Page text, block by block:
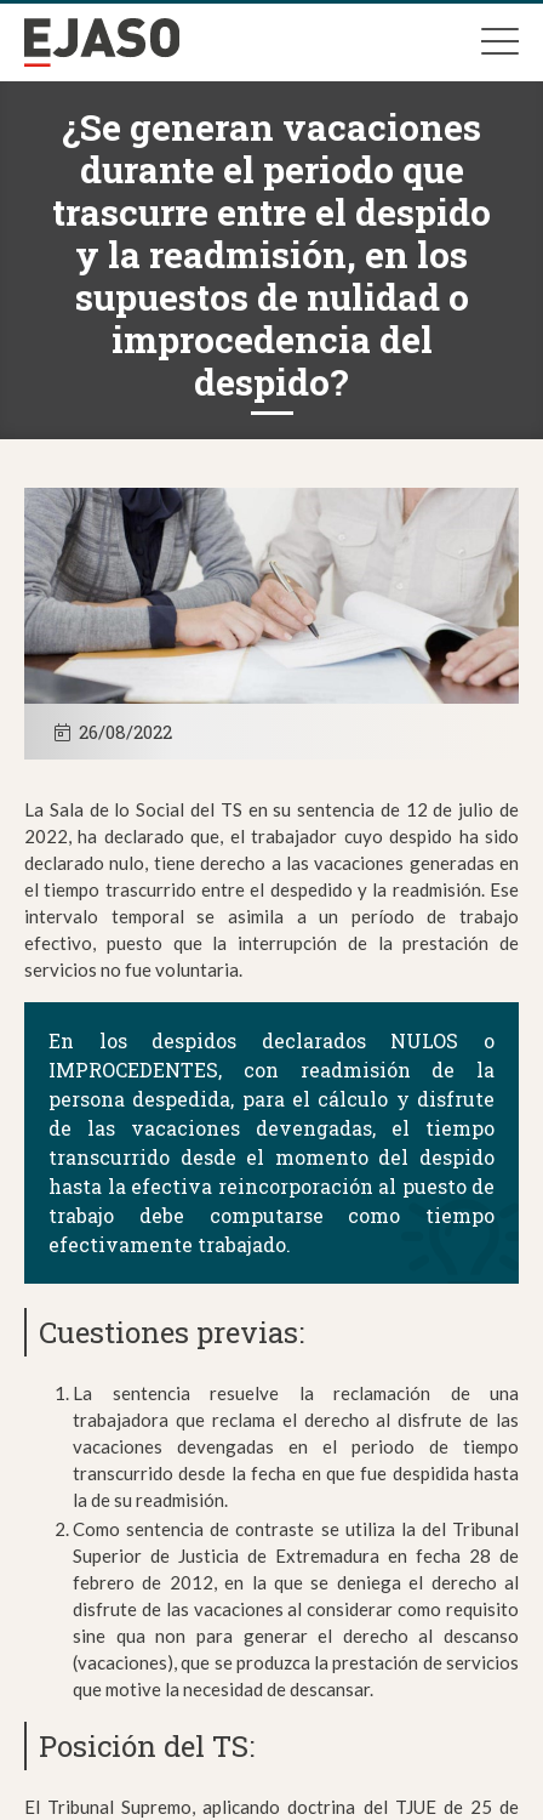
¿Se generan vacaciones
durante el periodo que
trascurre entre el despido
y la readmisión, en los
supuestos de nulidad o
improcedencia del
despido?
26/08/2022
La Sala de lo Social del TS en su sentencia de 12 de julio de
2022, ha declarado que, el trabajador cuyo despido ha sido
declarado nulo, tiene derecho a las vacaciones generadas en
el tiempo trascurrido entre el despedido y la readmisión. Ese
intervalo temporal se asimila a un período de trabajo
efectivo, puesto que la interrupción de la prestación de
servicios no fue voluntaria.
En los despidos declarados NULOS o
IMPROCEDENTES, con readmisión de la
persona despedida, para el cálculo y disfrute
de las vacaciones devengadas, el tiempo
transcurrido desde el momento del despido
hasta la efectiva reincorporación al puesto de
trabajo debe computarse como tiempo
efectivamente trabajado.
Cuestiones previas:
La sentencia resuelve la reclamación de una
trabajadora que reclama el derecho al disfrute de las
vacaciones devengadas en el periodo de tiempo
transcurrido desde la fecha en que fue despidida hasta
la de su readmisión.
Como sentencia de contraste se utiliza la del Tribunal
Superior de Justicia de Extremadura en fecha 28 de
febrero de 2012, en la que se deniega el derecho al
disfrute de las vacaciones al considerar como requisito
sine qua non para generar el derecho al descanso
(vacaciones), que se produzca la prestación de servicios
que motive la necesidad de descansar.
Posición del TS:
El Tribunal Supremo, aplicando doctrina del TJUE de 25 de